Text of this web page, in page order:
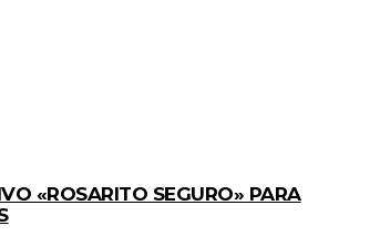
«ROSARITO SEGURO» PARA